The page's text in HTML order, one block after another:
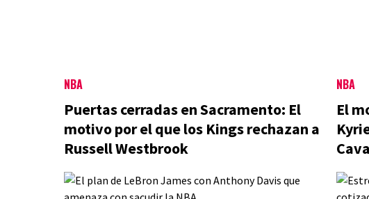
NBA
Puertas cerradas en Sacramento: El
motivo por el que los Kings rechazan a
Russell Westbrook
NBA
El